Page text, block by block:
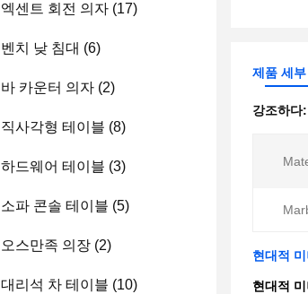
엑센트 회전 의자 (17)
벤치 낮 침대 (6)
바 카운터 의자 (2)
직사각형 테이블 (8)
하드웨어 테이블 (3)
소파 콘솔 테이블 (5)
오스만족 의장 (2)
대리석 차 테이블 (10)
제품 세부
강조하다:
현대적
현대적